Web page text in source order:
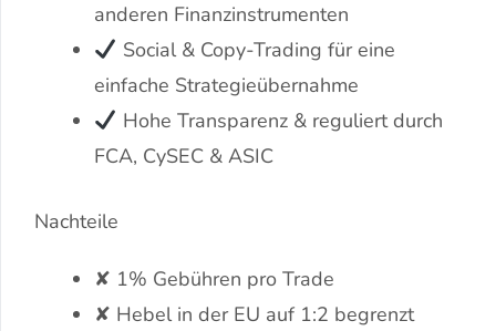
anderen Finanzinstrumenten
Social & Copy-Trading für eine
einfache Strategieübernahme
Hohe Transparenz & reguliert durch
FCA, CySEC & ASIC
Nachteile
✘ 1% Gebühren pro Trade
✘ Hebel in der EU auf 1:2 begrenzt